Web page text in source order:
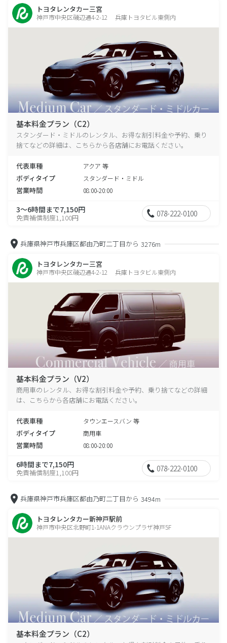
トヨタレンタカー三宮
神戸市中央区磯辺通4-2-12 兵庫トヨタビル東側内
基本料金プラン（C2）
スタンダード・ミドルのレンタル、お得な割引料金や予約、乗り
捨てなどの詳細は、こちらから各店舗にお電話ください。
代表車種 アクア 等
ボディタイプ スタンダード・ミドル
営業時間 08:00-20:00
3～6時間まで7,150円
免責補償制度1,100円 078-222-0100
兵庫県神戸市兵庫区都由乃町二丁目から 3276m
トヨタレンタカー三宮
神戸市中央区磯辺通4-2-12 兵庫トヨタビル東側内
基本料金プラン（V2）
商用車のレンタル、お得な割引料金や予約、乗り捨てなどの詳細
は、こちらから各店舗にお電話ください。
代表車種 タウンエースバン 等
ボディタイプ 商用車
営業時間 08:00-20:00
6時間まで7,150円
免責補償制度1,100円 078-222-0100
兵庫県神戸市兵庫区都由乃町二丁目から 3494m
トヨタレンタカー新神戸駅前
神戸市中央区北野町1-1ANAクラウンプラザ神戸5F
基本料金プラン（C2）